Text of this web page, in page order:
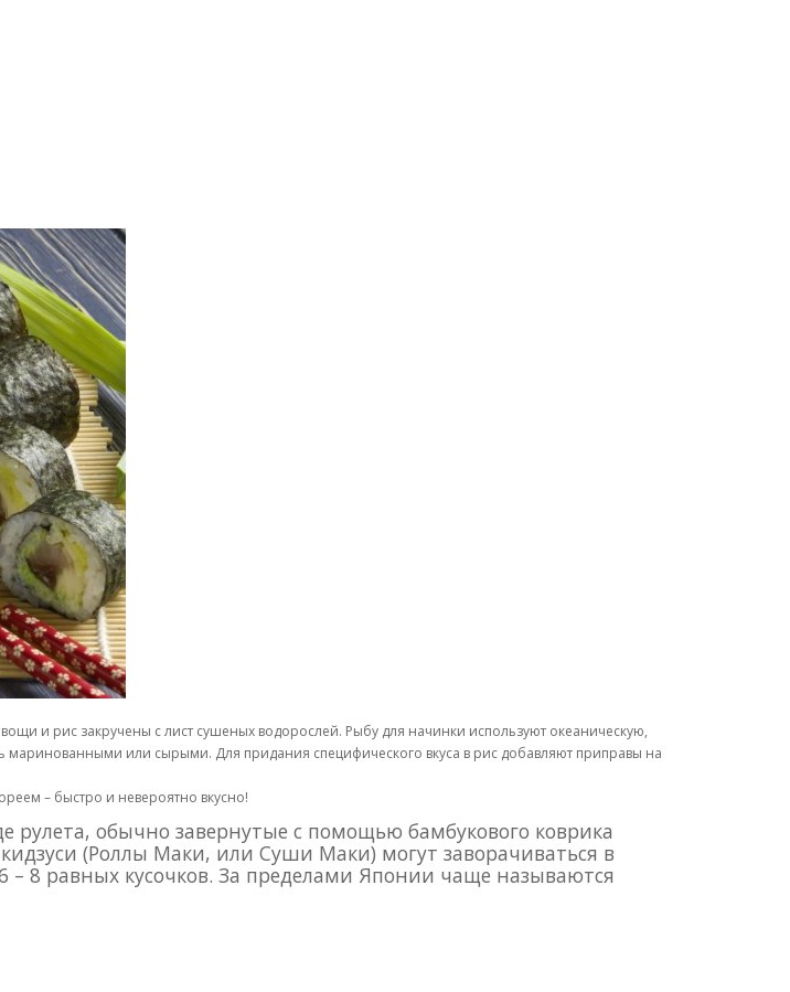
и рис закручены с лист сушеных водорослей. Рыбу для начинки используют океаническую,
маринованными или сырыми. Для придания специфического вкуса в рис добавляют приправы на
– быстро и невероятно вкусно!
обычно завернутые с помощью бамбукового коврика
(Роллы Маки, или Суши Маки) могут заворачиваться в
8 равных кусочков. За пределами Японии чаще называются